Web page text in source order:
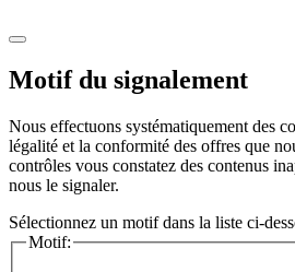
Motif du signalement
Nous effectuons systématiquement des
légalité et la conformité des offres que
contrôles vous constatez des contenus
nous le signaler.
Sélectionnez un motif dans la liste ci-
Motif: